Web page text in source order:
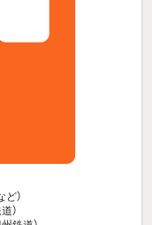
ど）
）